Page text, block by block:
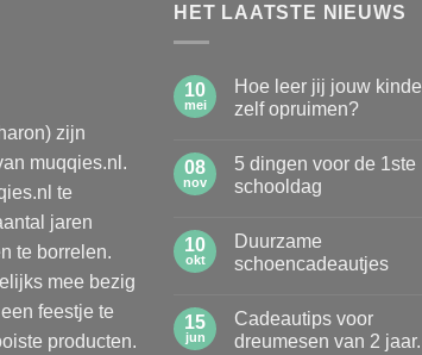
zijn
muqqies.nl.
te
jaren
te borrelen.
mee bezig
feestje te
producten.
HET LAATSTE NIEUWS
10
mei
Hoe leer jij jouw
zelf opruimen?
op
Hoe
leer
kinderen
opruimen?
08
nov
5 dingen voor de 1ste
schooldag
op
dingen
1ste
schooldag
10
okt
Duurzame
schoencadeautjes
op
Duurzame
schoencadeautjes
15
jun
Cadeautips voor
dreumesen van 2 jaar.